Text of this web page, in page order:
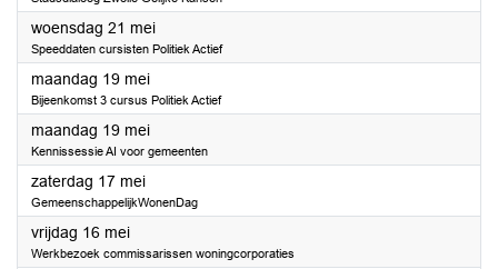
woensdag 21 mei2025
Speeddaten cursisten Politiek Actief
maandag 19 mei2025
Bijeenkomst 3 cursus Politiek Actief
maandag 19 mei2025
Kennissessie AI voor gemeenten
zaterdag 17 mei2025
GemeenschappelijkWonenDag
vrijdag 16 mei2025
Werkbezoek commissarissen woningcorporaties